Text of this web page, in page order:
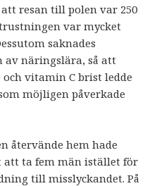
resan till polen var 250
var mycket
saknades
näringslära, så att
vitamin C brist ledde
möjligen påverkade
återvände hem hade
att ta fem män istället för
till misslyckandet. På